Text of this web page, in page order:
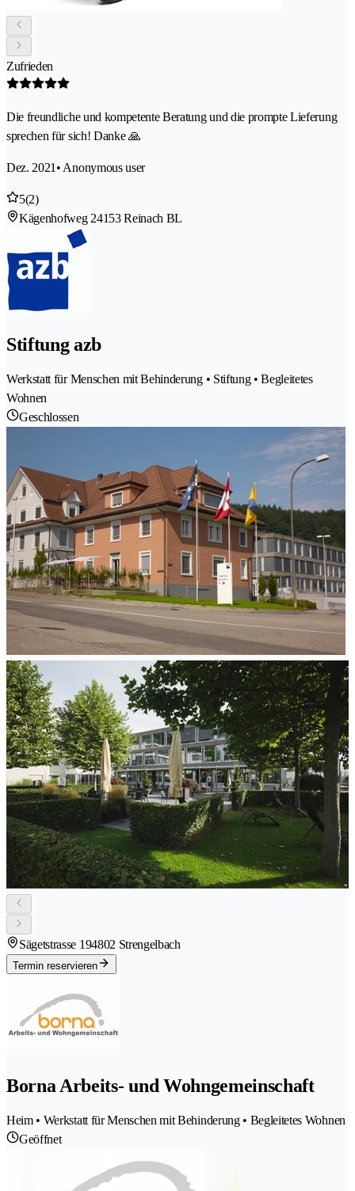
Zufrieden
Die freundliche und kompetente Beratung und die prompte Lieferung
sprechen für sich! Danke 🙏
Dez. 2021 • Anonymous user
5(2)
Kägenhofweg 24153 Reinach BL
Stiftung azb
Werkstatt für Menschen mit Behinderung • Stiftung • Begleitetes
Wohnen
Geschlossen
Sägetstrasse 194802 Strengelbach
Termin reservieren
Borna Arbeits- und Wohngemeinschaft
Heim • Werkstatt für Menschen mit Behinderung • Begleitetes Wohnen
Geöffnet